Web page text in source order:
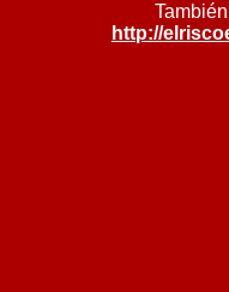
http://